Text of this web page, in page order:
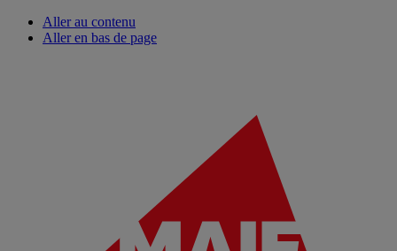
Aller au contenu
Aller en bas de page